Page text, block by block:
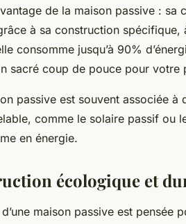
de la maison passive : sa
à sa construction
consomme jusqu’à 90%
sacré coup de pouce pour votre
passive est souvent associée à
comme le solaire passif ou
en énergie.
écologique et
d’une maison passive est pensée